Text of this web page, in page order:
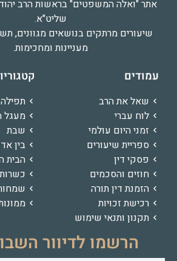
אתר "ואלה המשפטים" בראשות הרב
שליט"א.
שיעורים מרתקים בנושאים מגוונים,
מעניינות ומחכימות.
עמודים
שאל את הרב
לוח עברי
זמני היום עולמי
ספריית שיעורים
פסקי דין
חוזים והסכמים
הזמנת דין תורה
רכישת זכויות
תקנון ותנאי שימוש
מעגל
שבת
בין
הבית
כשרות
הרשמו לדיוור